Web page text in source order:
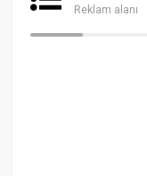
Reklam alanı